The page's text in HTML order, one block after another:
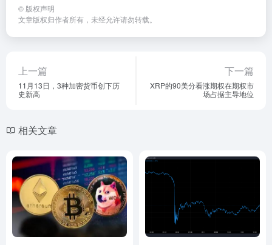
© 版权声明
文章版权归作者所有，未经允许请勿转载。
上一篇
11月13日，3种加密货币创下历
史新高
下一篇
XRP的90美分看涨期权在期权市
场占据主导地位
相关文章